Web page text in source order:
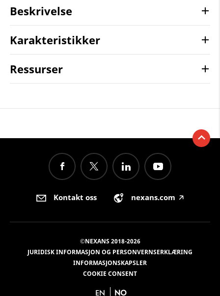
Beskrivelse
Karakteristikker
Ressurser
Kontakt oss nexans.com 🡥
©NEXANS 2018-2026
JURIDISK INFORMASJON OG PERSONVERNSERKLÆRING
INFORMASJONSKAPSLER
COOKIE CONSENT
EN NO